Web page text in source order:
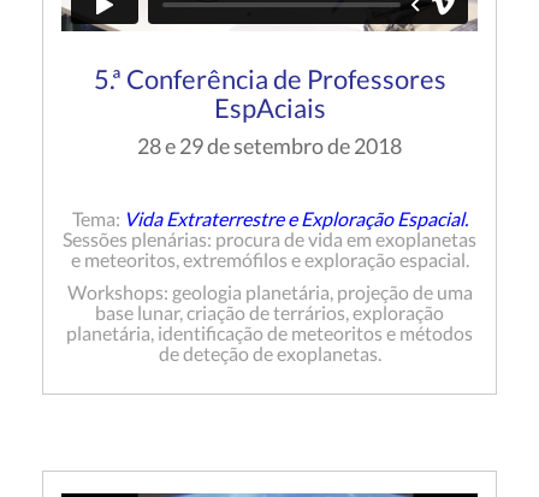
5.ª Conferência de Professores
EspAciais
28 e 29 de setembro de 2018
Tema: Vida Extraterrestre e Exploração Espacial.
Sessões plenárias: procura de vida em exoplanetas
e meteoritos, extremófilos e exploração espacial.
Workshops: geologia planetária, projeção de uma
base lunar, criação de terrários, exploração
planetária, identificação de meteoritos e métodos
de deteção de exoplanetas.